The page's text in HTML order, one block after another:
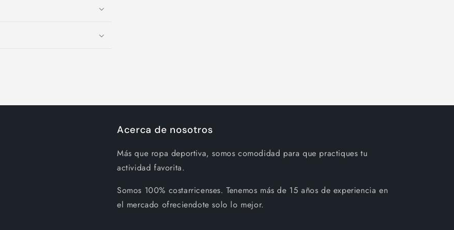
Acerca de nosotros
Más que ropa deportiva, somos comodidad para que practiques tu
actividad favorita.
Somos 100% costarricenses. Tenemos más de 15 años de experiencia en
el mercado ofreciendote solo lo mejor.